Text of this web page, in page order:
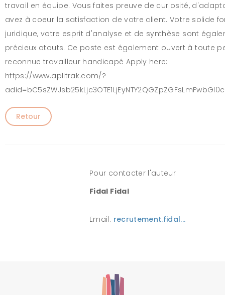
travail en équipe. Vous faites preuve de curiosité,
avez à coeur la satisfaction de votre client. Votre solide
juridique, votre esprit d'analyse et de synthèse sont
précieux atouts. Ce poste est également ouvert à toute
reconnue travailleur handicapé Apply here:
https://www.aplitrak.com/?
Retour
Pour contacter l'auteur
Fidal Fidal
Email: recrutement.fidal...